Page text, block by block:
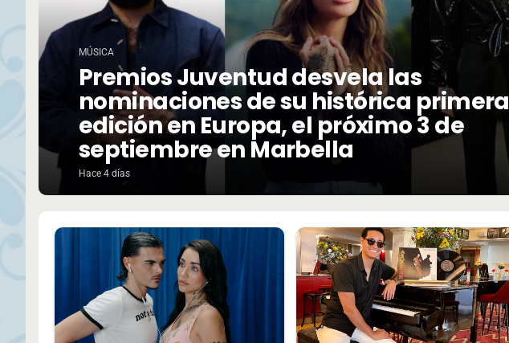
MÚSICA
Premios Juventud desvela las
nominaciones de su histórica primera
edición en Europa, el próximo 3 de
septiembre en Marbella
Hace 4 días